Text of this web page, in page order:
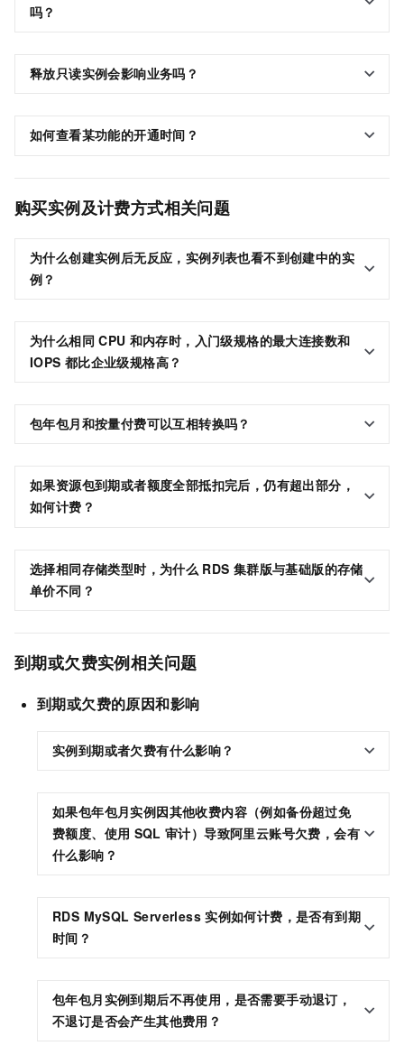
吗？
释放只读实例会影响业务吗？
如何查看某功能的开通时间？
购买实例及计费方式相关问题
为什么创建实例后无反应，实例列表也看不到创建中的实
例？
为什么相同 CPU 和内存时，入门级规格的最大连接数和
IOPS 都比企业级规格高？
包年包月和按量付费可以互相转换吗？
如果资源包到期或者额度全部抵扣完后，仍有超出部分，
如何计费？
选择相同存储类型时，为什么 RDS 集群版与基础版的存储
单价不同？
到期或欠费实例相关问题
到期或欠费的原因和影响
实例到期或者欠费有什么影响？
如果包年包月实例因其他收费内容（例如备份超过免
费额度、使用 SQL 审计）导致阿里云账号欠费，会有
什么影响？
RDS MySQL Serverless 实例如何计费，是否有到期
时间？
包年包月实例到期后不再使用，是否需要手动退订，
不退订是否会产生其他费用？